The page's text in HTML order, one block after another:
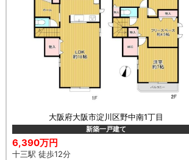
大阪府大阪市淀川区野中南1丁目
新築一戸建て
6,390万円
十三駅 徒歩12分